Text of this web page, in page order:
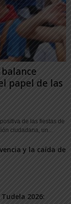
balance
papel de las
de las fiestas de
ciudadana, un...
y la caída de
2026: